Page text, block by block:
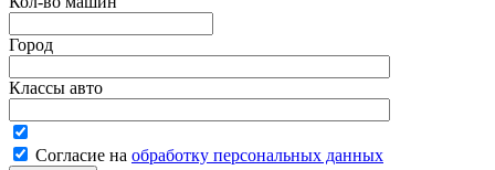
Город
Классы авто
Согласие на обработку персональных данных